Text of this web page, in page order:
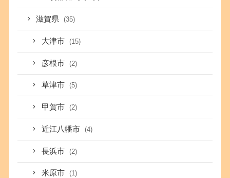
滋賀県 (35)
大津市 (15)
彦根市 (2)
草津市 (5)
甲賀市 (2)
近江八幡市 (4)
長浜市 (2)
米原市 (1)